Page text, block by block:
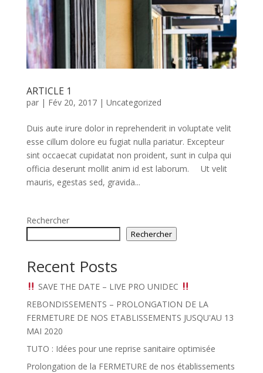
ARTICLE 1
par | Fév 20, 2017| Uncategorized
Duis aute irure dolor in reprehenderit in voluptate velit
esse cillum dolore eu fugiat nulla pariatur. Excepteur
sint occaecat cupidatat non proident, sunt in culpa qui
officia deserunt mollit anim id est laborum. Ut velit
mauris, egestas sed, gravida...
Rechercher
Rechercher
Recent Posts
SAVE THE DATE – LIVE PRO UNIDEC
REBONDISSEMENTS – PROLONGATION DE LA
FERMETURE DE NOS ETABLISSEMENTS JUSQU'AU 13
MAI 2020
TUTO : Idées pour une reprise sanitaire optimisée
Prolongation de la FERMETURE de nos établissements